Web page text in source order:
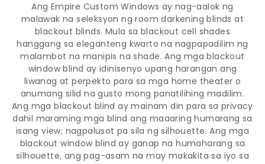
Ang Empire Custom Windows ay nag-aalok ng
malawak na seleksyon ng room darkening blinds at
blackout blinds. Mula sa blackout cell shades
hanggang sa eleganteng kwarto na nagpapadilim ng
malambot na manipis na shade. Ang mga blackout
window blind ay idinisenyo upang harangan ang
liwanag at perpekto para sa mga home theater o
anumang silid na gusto mong panatilihing madilim.
Ang mga blackout blind ay mainam din para sa privacy
dahil maraming mga blind ang maaaring humarang sa
isang view; nagpalusot pa sila ng silhouette. Ang mga
blackout window blind ay ganap na humaharang sa
silhouette, ang pag-asam na may makakita sa iyo sa